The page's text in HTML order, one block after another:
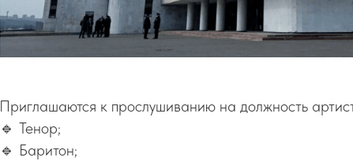
Приглашаются к прослушиванию на должность
🔹 Тенор;
🔹 Баритон;